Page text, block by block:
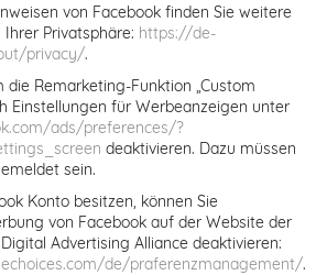
von Facebook finden Sie weitere
Privatsphäre: https://de-
privacy/.
die Remarketing-Funktion „Custom
Einstellungen für Werbeanzeigen unter
ads/preferences/?
deaktivieren. Dazu müssen
sein.
Konto besitzen, können Sie
von Facebook auf der Website der
Advertising Alliance deaktivieren:
de/praferenzmanagement/.